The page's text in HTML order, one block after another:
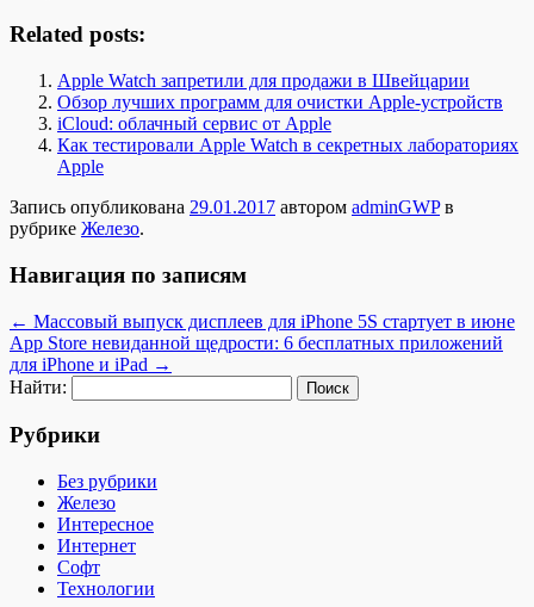
Related posts:
Apple Watch запретили для продажи в Швейцарии
Обзор лучших программ для очистки Apple-устройств
iCloud: облачный сервис от Apple
Как тестировали Apple Watch в секретных лабораториях
Apple
Запись опубликована 29.01.2017 автором adminGWPв
рубрике Железо.
Навигация по записям
← Массовый выпуск дисплеев для iPhone 5S стартует в июне
App Store невиданной щедрости: 6 бесплатных приложений
для iPhone и iPad →
Найти:
Рубрики
Без рубрики
Железо
Интересное
Интернет
Софт
Технологии